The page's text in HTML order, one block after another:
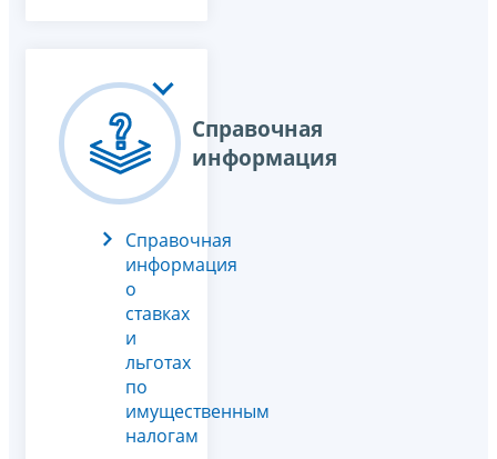
Справочная
информация
Справочная
информация
о
ставках
и
льготах
по
имущественным
налогам